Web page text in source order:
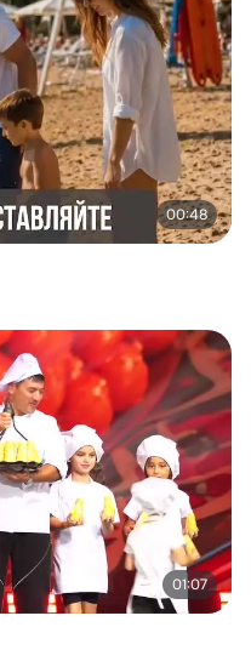
00:48
01:07